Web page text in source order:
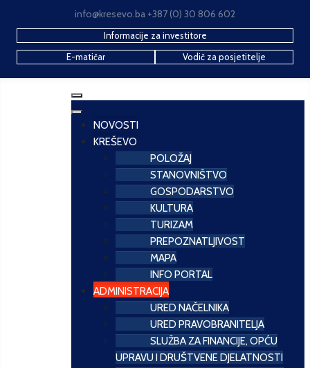
info@kresevo.ba +387 (0) 30 806 602
Informacije za investitore
E-matičar
Vodič za posjetitelje
NOVOSTI
KREŠEVO
POLOŽAJ
STANOVNIŠTVO
GOSPODARSTVO
KULTURA
TURIZAM
PREPOZNATLJIVOST
MAPA
INFO PORTAL
ADMINISTRACIJA
URED NAČELNIKA
URED PRAVOBRANITELJA
SLUŽBA ZA FINANCIJE, OPĆU
UPRAVU I DRUŠTVENE DJELATNOSTI